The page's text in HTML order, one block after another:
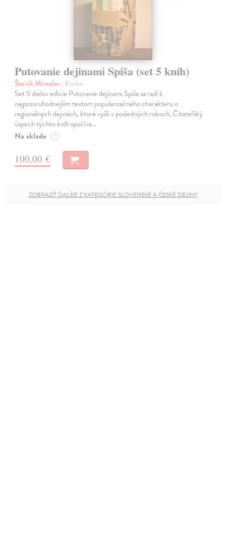
Putovanie dejinami Spiša (set 5 kníh)
Števík Miroslav| Kniha
Set 5 dielov edície Putovanie dejinami Spiša sa radí k
najpozoruhodnejším textom popularizačného charakteru o
regionálnych dejinách, ktoré vyšli v posledných rokoch. Čitateľský
úspech týchto kníh spočíva…
Na sklade ?
100,00 €
ZOBRAZIŤ ĎALŠIE Z KATEGÓRIE SLOVENSKÉ A ČESKÉ DEJINY